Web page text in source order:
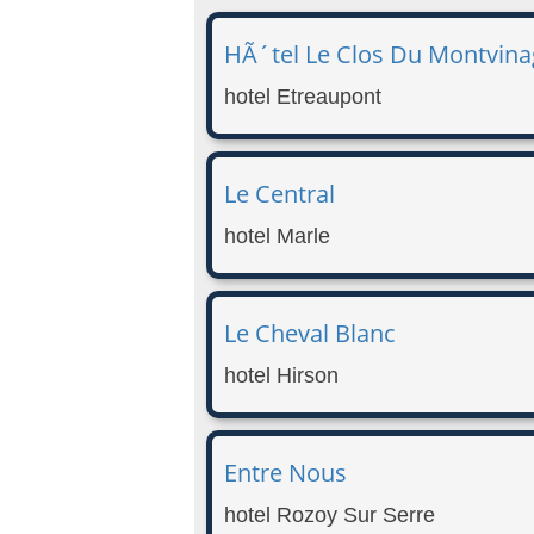
HÃ´tel Le Clos Du
hotel Etreaupont
Le Central
hotel Marle
Le Cheval Blanc
hotel Hirson
Entre Nous
hotel Rozoy Sur Serre